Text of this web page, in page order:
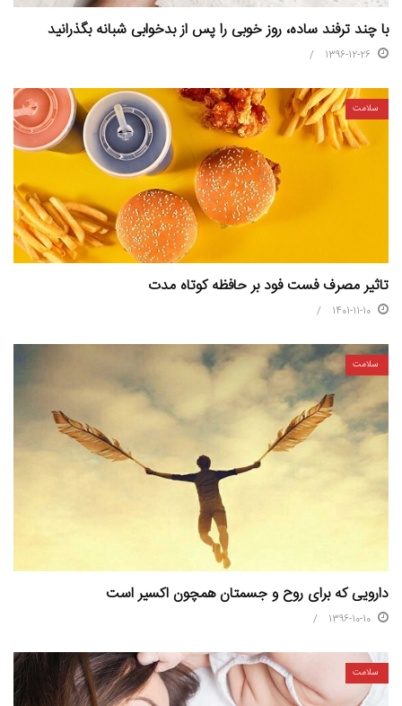
با چند ترفند ساده، روز خوبی را پس از بدخوابی شبانه بگذرانید
1396-12-26
سلامت
تاثیر مصرف فست فود بر حافظه کوتاه مدت
1401-11-10
سلامت
دارویی که برای روح و جسمتان همچون اکسیر است
1396-10-10
سلامت